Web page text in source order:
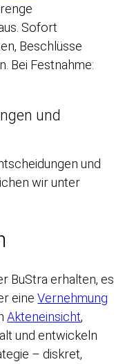
Sofort
Beschlüsse
Bei Festnahme:
und
und
wir unter
BuStra erhalten, es
eineVernehmung
Akteneinsicht,
und entwickeln
– diskret,